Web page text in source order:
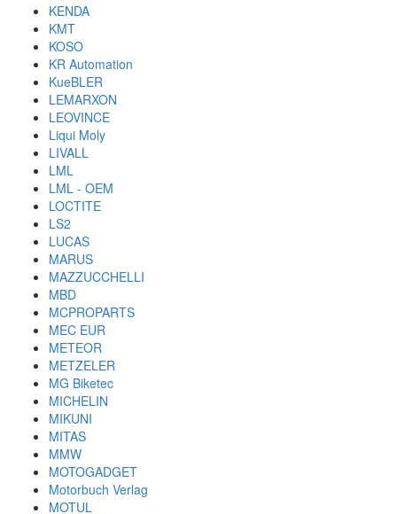
KENDA
KMT
KOSO
KR Automation
KueBLER
LEMARXON
LEOVINCE
Liqui Moly
LIVALL
LML
LML - OEM
LOCTITE
LS2
LUCAS
MARUS
MAZZUCCHELLI
MBD
MCPROPARTS
MEC EUR
METEOR
METZELER
MG Biketec
MICHELIN
MIKUNI
MITAS
MMW
MOTOGADGET
Motorbuch Verlag
MOTUL